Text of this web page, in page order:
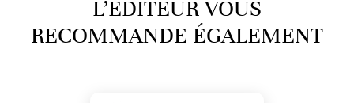
L’ÉDITEUR VOUS
RECOMMANDE ÉGALEMENT